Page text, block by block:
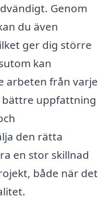
Genom
du även
ger dig större
kan
arbeten från varje
uppfattning
den rätta
en stor skillnad
både när det